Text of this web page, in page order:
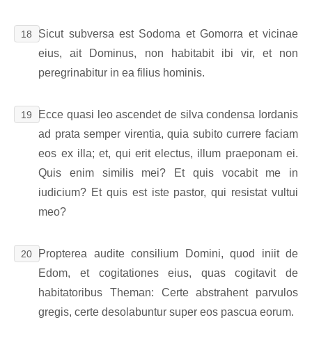
18
Sicut subversa est Sodoma et Gomorra et vicinae
eius, ait Dominus, non habitabit ibi vir, et non
peregrinabitur in ea filius hominis.
19
Ecce quasi leo ascendet de silva condensa Iordanis
ad prata semper virentia, quia subito currere faciam
eos ex illa; et, qui erit electus, illum praeponam ei.
Quis enim similis mei? Et quis vocabit me in
iudicium? Et quis est iste pastor, qui resistat vultui
meo?
20
Propterea audite consilium Domini, quod iniit de
Edom, et cogitationes eius, quas cogitavit de
habitatoribus Theman: Certe abstrahent parvulos
gregis, certe desolabuntur super eos pascua eorum.